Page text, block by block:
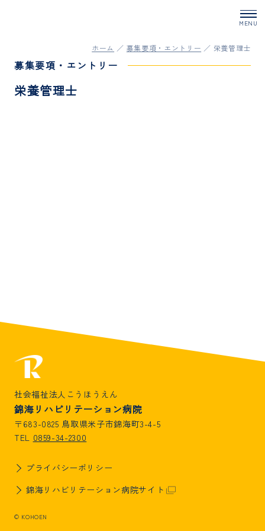
ホーム 募集要項・エントリー 栄養管理士
募集要項・エントリー
栄養管理士
社会福祉法人こうほうえん
錦海リハビリテーション病院
〒683-0825 鳥取県米子市錦海町3-4-5
TEL 0859-34-2300
プライバシーポリシー
錦海リハビリテーション病院サイト
© KOHOEN